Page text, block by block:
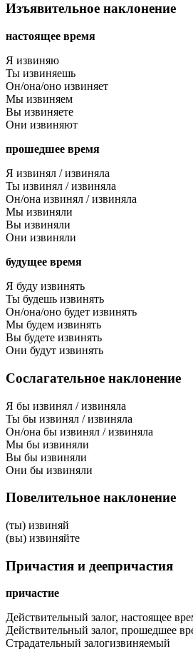
Изъявительное наклонение
настоящее время
Я извиняю
Ты извиняешь
Он/она/оно извиняет
Мы извиняем
Вы извиняете
Они извиняют
прошедшее время
Я извинял / извиняла
Ты извинял / извиняла
Он/она извинял / извиняла
Мы извиняли
Вы извиняли
Они извиняли
будущее время
Я буду извинять
Ты будешь извинять
Он/она/оно будет извинять
Мы будем извинять
Вы будете извинять
Они будут извинять
Сослагательное наклонение
Я бы извинял / извиняла
Ты бы извинял / извиняла
Он/она бы извинял / извиняла
Мы бы извиняли
Вы бы извиняли
Они бы извиняли
Повелительное наклонение
(ты) извиняй
(вы) извиняйте
Причастия и деепричастия
причастие
Действительный залог, настоящее
Действительный залог, прошедшее
Страдательный залогизвиняемый